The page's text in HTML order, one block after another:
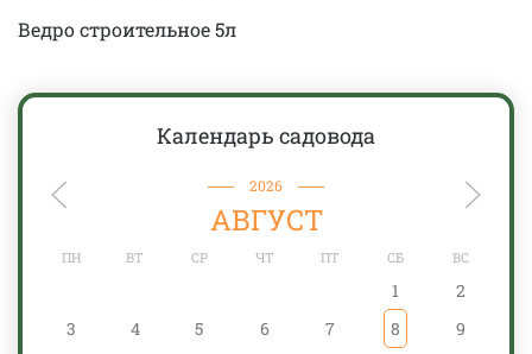
Ведро строительное 5л
Календарь садовода
2026
АВГУСТ
ПН ВТ СР ЧТ ПТ СБ ВС
1
2
3
4 5 6 7 8
9